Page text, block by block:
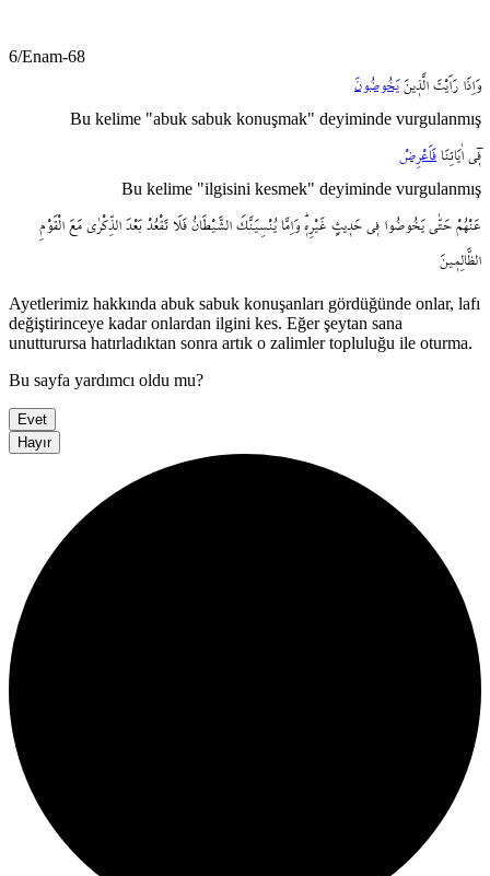
6/Enam-68
وَاِذَا رَاَيْتَ الَّذ۪ينَ يَخُوضُونَ
Bu kelime "abuk sabuk konuşmak" deyiminde vurgulanmış
ف۪ٓي
اٰيَاتِنَا فَاَعْرِضْ
Bu kelime "ilgisini kesmek" deyiminde vurgulanmış
عَنْهُمْ حَتّٰى يَخُوضُوا ف۪ي حَد۪يثٍ غَيْرِه۪ۜ وَاِمَّا يُنْسِيَنَّكَ الشَّيْطَانُ فَلَا تَقْعُدْ بَعْدَ الذِّكْرٰى مَعَ الْقَوْمِ
الظَّالِم۪ينَ
Ayetlerimiz hakkında abuk sabuk konuşanları gördüğünde onlar, lafı
değiştirinceye kadar onlardan ilgini kes. Eğer şeytan sana
unutturursa hatırladıktan sonra artık o zalimler topluluğu ile oturma.
Bu sayfa yardımcı oldu mu?
Evet
Hayır